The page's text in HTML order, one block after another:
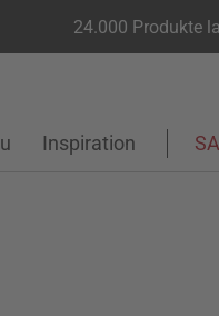
24.000 Produkte
Inspiration